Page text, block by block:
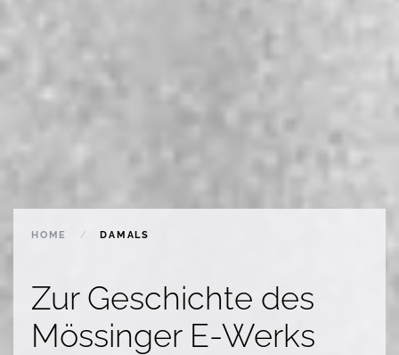
HOME DAMALS
Zur Geschichte des
Mössinger E-Werks